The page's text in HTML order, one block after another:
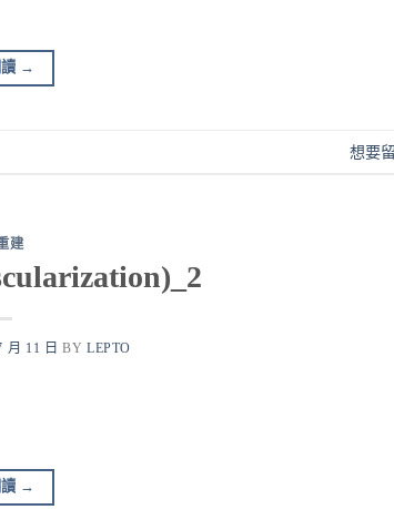
→
想要
建
月 11 日 BY LEPTO
→